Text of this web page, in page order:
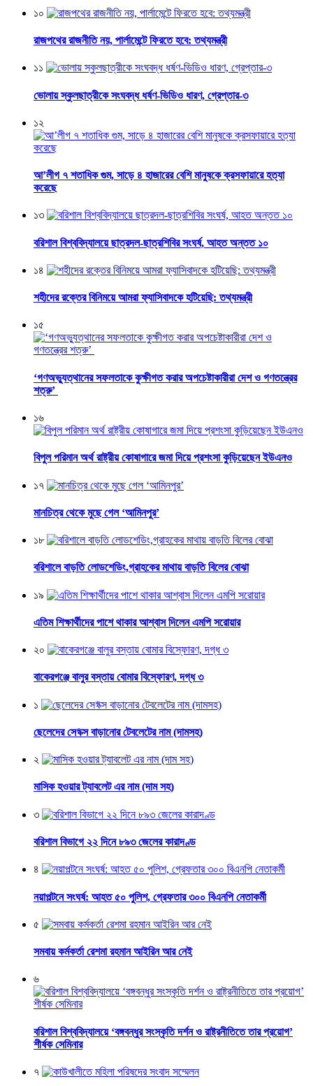
১০
রাজপথের রাজনীতি নয়, পার্লামেন্টে ফিরতে হবে: তথ্যমন্ত্রী
১১
ভোলায় স্কুলছাত্রীকে সংঘবদ্ধ ধর্ষণ-ভিডিও ধারণ, গ্রেপ্তার-৩
১২
আ’লীগ ৭ শতাধিক গুম, সাড়ে ৪ হাজারের বেশি মানুষকে ক্রসফায়ারে হত্যা
করেছে
১৩
বরিশাল বিশ্ববিদ্যালয়ে ছাত্রদল-ছাত্রশিবির সংঘর্ষ, আহত অন্তত ১০
১৪
শহীদের রক্তের বিনিময়ে আমরা ফ্যাসিবাদকে হটিয়েছি: তথ্যমন্ত্রী
১৫
‘গণঅভ্যুত্থানের সফলতাকে কুক্ষীগত করার অপচেষ্টাকারীরা দেশ ও গণতন্ত্রের
শত্রু’
১৬
বিপুল পরিমান অর্থ রাষ্ট্রীয় কোষাগারে জমা দিয়ে প্রশংসা কুড়িয়েছেন ইউএনও
১৭
মানচিত্র থেকে মুছে গেল ‘আমিনপুর’
১৮
বরিশালে বাড়তি লোডশেডিং,গ্রাহকের মাথায় বাড়তি বিলের বোঝা
১৯
এতিম শিক্ষার্থীদের পাশে থাকার আশ্বাস দিলেন এমপি সরোয়ার
২০
বাকেরগঞ্জে বালুর বস্তায় বোমার বিস্ফোরণ, দগ্ধ ৩
১
ছেলেদের সে*ক্স বাড়ানোর টেবলেটের নাম (দামসহ)
২
মাসিক হওয়ার ট্যাবলেট এর নাম (দাম সহ)
৩
বরিশাল বিভাগে ২২ দিনে ৮৯৩ জেলের কারাদণ্ড
৪
নয়াপল্টনে সংঘর্ষ: আহত ৫০ পুলিশ, গ্রেফতার ৩০০ বিএনপি নেতাকর্মী
৫
সমবায় কর্মকর্তা রেশমা রহমান আইরিন আর নেই
৬
বরিশাল বিশ্ববিদ্যালয়ে ‘বঙ্গবন্ধুর সংস্কৃতি দর্শন ও রাষ্ট্রনীতিতে তার প্রয়োগ’
শীর্ষক সেমিনার
৭